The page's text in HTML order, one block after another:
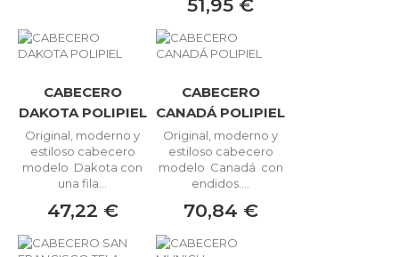
51,95 €
CABECERO
DAKOTA POLIPIEL
Original, moderno y
estiloso cabecero
modelo Dakota con
una fila...
47,22 €
CABECERO
CANADÁ POLIPIEL
Original, moderno y
estiloso cabecero
modelo Canadá con
endidos....
70,84 €